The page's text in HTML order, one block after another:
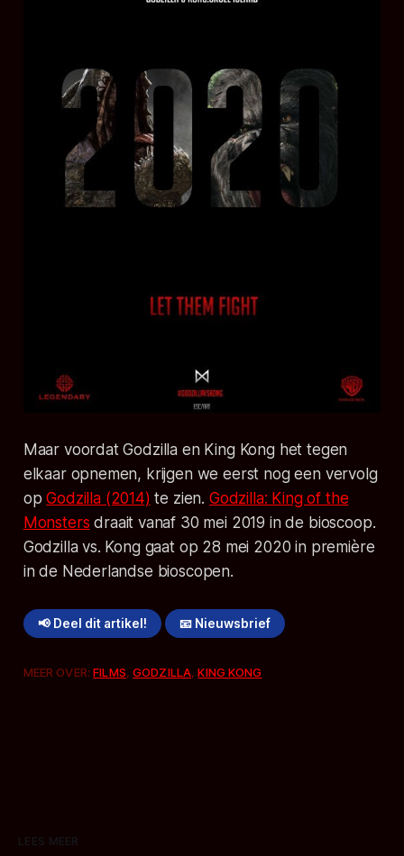
Maar voordat Godzilla en King Kong het tegen
elkaar opnemen, krijgen we eerst nog een vervolg
opGodzilla (2014) te zien. Godzilla: King of the
Monsters draait vanaf 30 mei 2019 in de bioscoop.
Godzilla vs. Konggaat op 28 mei 2020 in première
in de Nederlandse bioscopen.
📢 Deel dit artikel! 📧 Nieuwsbrief
MEER OVER:FILMS,GODZILLA,KING KONG
LEES MEER